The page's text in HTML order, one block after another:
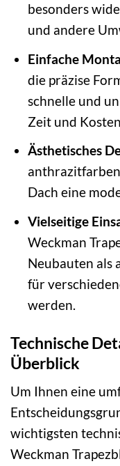
besonders
und andere
Einfache
die präzise
schnelle und
Zeit und
Ästhetisches
Dach eine
Vielseitige
Weckman
Neubauten als
für
werden.
Technische
Überblick
Um Ihnen eine
wichtigsten
Weckman